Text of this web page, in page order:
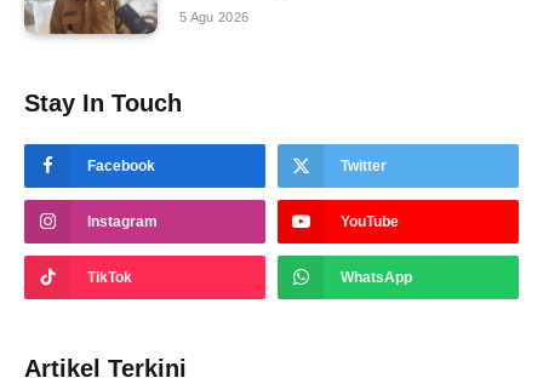
5 Agu 2026
Stay In Touch
Facebook Twitter
Instagram YouTube
TikTok WhatsApp
Artikel Terkini